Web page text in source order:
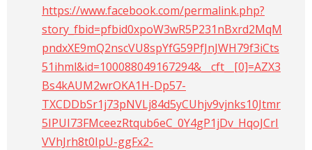
https://www.facebook.com/permalink.php?
story_fbid=pfbid0xpoW3wR5P231nBxrd2MqM
pndxXE9mQ2nscVU8spYfG59PfJnJWH79f3iCts
51ihml&id=100088049167294&__cft__[0]=AZX3
Bs4kAUM2wrOKA1H-Dp57-
TXCDDbSr1j73pNVLj84d5yCUhjv9vjnks10Jtmr
5IPUI73FMceezRtqub6eC_0Y4gP1jDv_HqoJCrI
VVhJrh8t0IpU-ggFx2-